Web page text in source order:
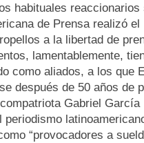
habituales
de Prensa realizó
a la libertad de
lamentablemente,
como aliados, a los que
después de 50 años de
Gabriel
periodismo
“provocadores a